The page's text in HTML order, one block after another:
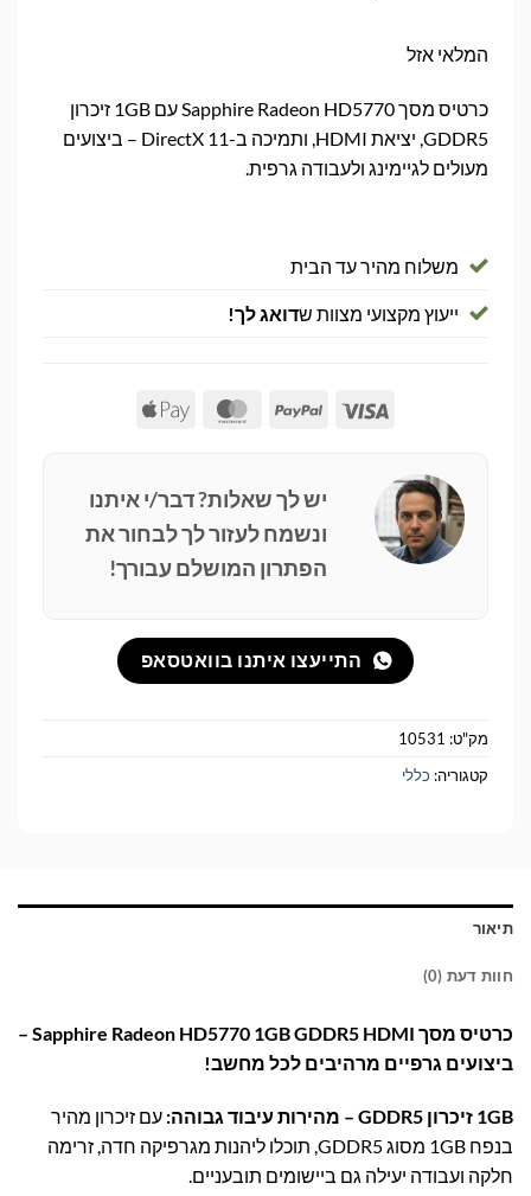
המלאי אזל
כרטיס מסך Sapphire Radeon HD5770 עם 1GB זיכרון
GDDR5, יציאת HDMI, ותמיכה ב-DirectX 11 – ביצועים
מעולים לגיימינג ולעבודה גרפית.
משלוח מהיר עד הבית
ייעוץ מקצועי מצוות שדואג לך!
Visa
PayPal
MasterCard
Apple
יש לך שאלות? דבר/י איתנו
ונשמח לעזור לך לבחור את
הפתרון המושלם עבורך!
התייעצו איתנו בוואטסאפ
מק"ט: 10531
קטגוריה: כללי
תיאור
חוות דעת (0)
כרטיס מסך Sapphire Radeon HD5770 1GB GDDR5 HDMI –
ביצועים גרפיים מרהיבים לכל מחשב!
1GB זיכרון GDDR5 – מהירות עיבוד גבוהה:
עם זיכרון מהיר
בנפח 1GB מסוג GDDR5, תוכלו ליהנות מגרפיקה חדה, זרימה
חלקה ועבודה יעילה גם ביישומים תובעניים.